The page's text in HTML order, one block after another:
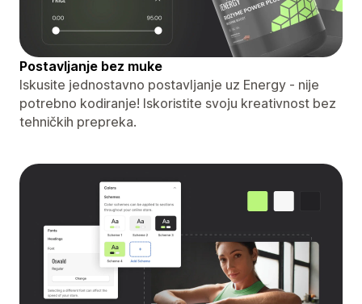
Postavljanje bez muke
Iskusite jednostavno postavljanje uz Energy - nije
potrebno kodiranje! Iskoristite svoju kreativnost bez
tehničkih prepreka.